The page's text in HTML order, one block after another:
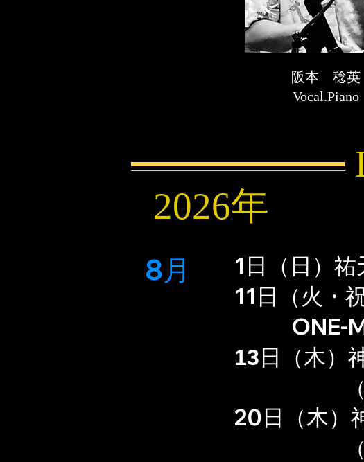
​阪本 稔英
Vocal.Piano
​2026年
8月
1日（日）
11日（火・
ONE-
13日（木）
20日（木）